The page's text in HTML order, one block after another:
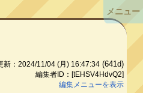
新：2024/11/04 (月) 16:47:34 (641d)
編集者ID：[tEHSV4HdvQ2]
編集メニューを表示
メニュー